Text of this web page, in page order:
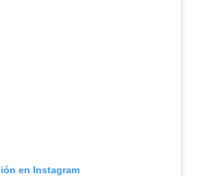
en Instagram